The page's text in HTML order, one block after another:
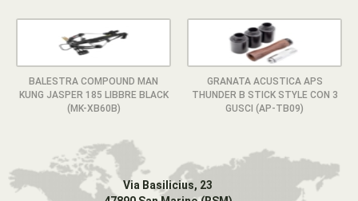
BALESTRA COMPOUND MAN
KUNG JASPER 185 LIBBRE BLACK
(MK-XB60B)
GRANATA ACUSTICA APS
THUNDER B STICK STYLE CON 3
GUSCI (AP-TB09)
Via Basilicius, 23